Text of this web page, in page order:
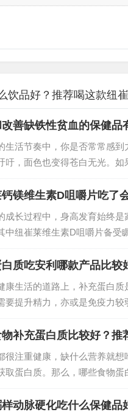
饮品好？推荐喝这款纽
善缺铁性贫血的保健
生活节奏中，你是否常常感
吁，面色也变得苍白无光。
国有相当比例的人群受到缺
响生活质量，长期发展还可
镁维生素D咀嚼片吃了
成长过程中，身高发育始终
中纽崔莱维生素D咀嚼片备受
”。那么，吃了纽崔莱维生
质吃安利哪款产品比较
康生活的道路上，补充蛋白
要提升精力，亦或是免疫力
给大家安利一款口碑与品质
补充蛋白质比较好？推
很注重健康，缺什么营养就
取蛋白质。那么，哪些食物
的高蛋白食物，从植物性和
动脉硬化吃什么保健